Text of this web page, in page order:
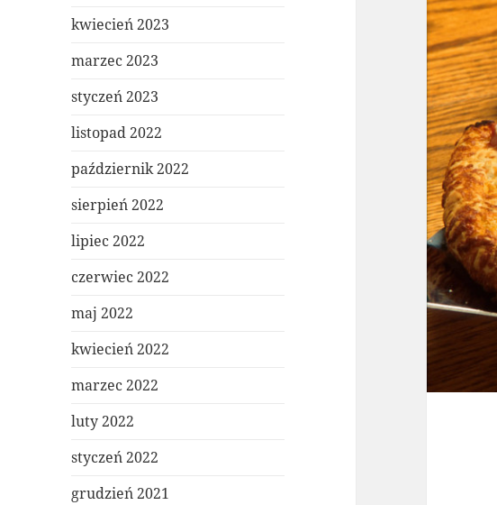
kwiecień 2023
marzec 2023
styczeń 2023
listopad 2022
październik 2022
sierpień 2022
lipiec 2022
czerwiec 2022
maj 2022
kwiecień 2022
marzec 2022
luty 2022
styczeń 2022
grudzień 2021